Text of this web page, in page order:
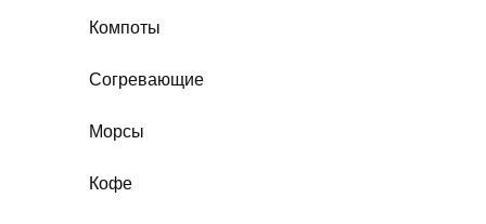
Компоты
Согревающие
Морсы
Кофе